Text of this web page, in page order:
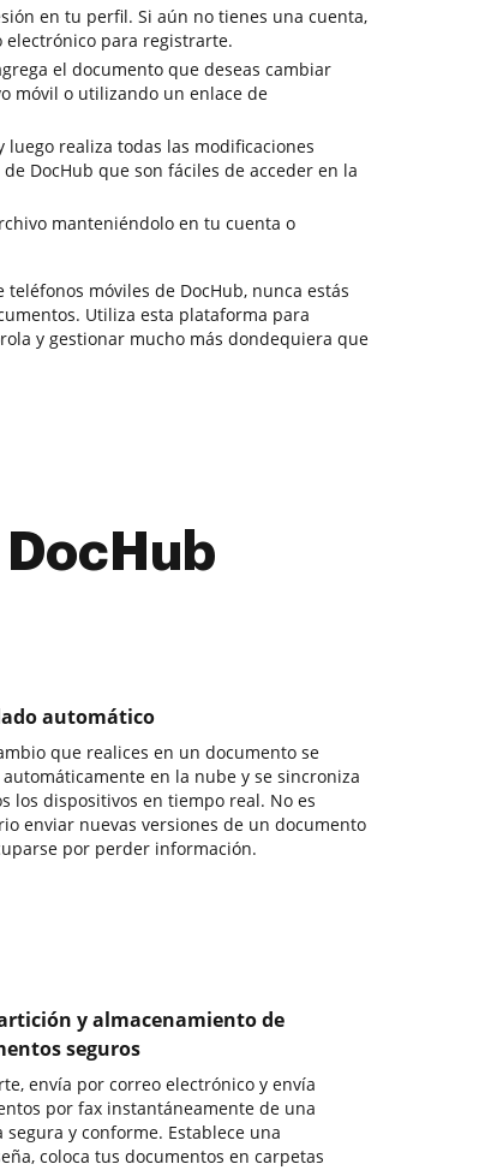
en tu perfil. Si aún no tienes una cuenta,
para registrarte.
el documento que deseas cambiar
móvil o utilizando un enlace de
realiza todas las modificaciones
DocHub que son fáciles de acceder en la
manteniéndolo en tu cuenta o
móviles de DocHub, nunca estás
Utiliza esta plataforma para
y gestionar mucho más dondequiera que
automático
que realices en un documento se
en la nube y se sincroniza
los dispositivos en tiempo real. No es
enviar nuevas versiones de un documento
por perder información.
y almacenamiento de
seguros
envía por correo electrónico y envía
por fax instantáneamente de una
segura y conforme. Establece una
coloca tus documentos en carpetas